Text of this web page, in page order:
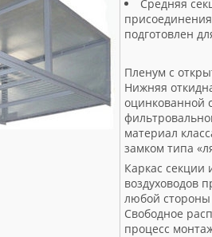
Средняя
подготовлен
Пленум с
Нижняя
оцинкованной
материал
замком типа
Каркас секции
воздуховодов
любой стороны
Свободное
процесс